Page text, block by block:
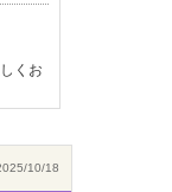
くお
10/18